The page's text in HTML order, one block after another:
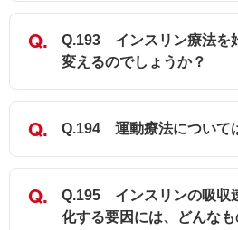
Q.193 インスリン療法を
変えるのでしょうか？
Q.194 運動療法について
Q.195 インスリンの吸収
化する要因には、どんな